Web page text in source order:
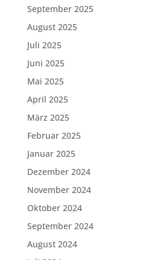
September 2025
August 2025
Juli 2025
Juni 2025
Mai 2025
April 2025
März 2025
Februar 2025
Januar 2025
Dezember 2024
November 2024
Oktober 2024
September 2024
August 2024